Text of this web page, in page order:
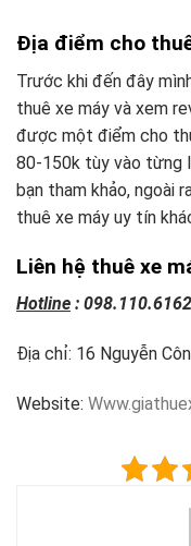
Địa điểm cho
Trước khi đến đây
thuê xe máy và xem
được một điểm cho
80-150k tùy vào từng
bạn tham khảo, ngoài
thuê xe máy uy tín
Liên hệ thuê xe
Hotline : 098.110.6162
Địa chỉ: 16 Nguyễn
Website: